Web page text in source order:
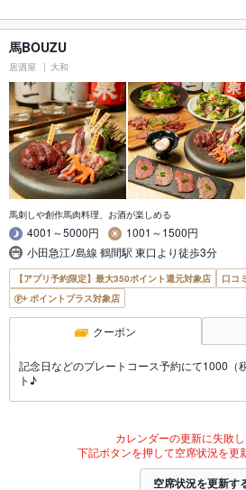
馬BOUZU
居酒屋 大和
馬刺しや創作馬肉料理、お酒が楽しめる
4001～5000円
1001～1500円
小田急江ﾉ島線 鶴間駅 東口より徒歩3分
【アプリ予約限定】最大350ポイント還元対象店
口コ
ポイントプラス対象店
クーポン
記念日などのプレートコース予約にて1000
ト♪
カレンダーの更新に失敗し
下記ボタンを押して空席状況を更
空席状況を更新す